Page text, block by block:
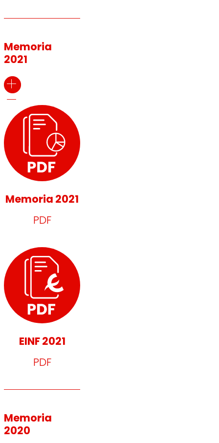
Memoria
2021
Memoria 2021
PDF
EINF 2021
PDF
Memoria
2020